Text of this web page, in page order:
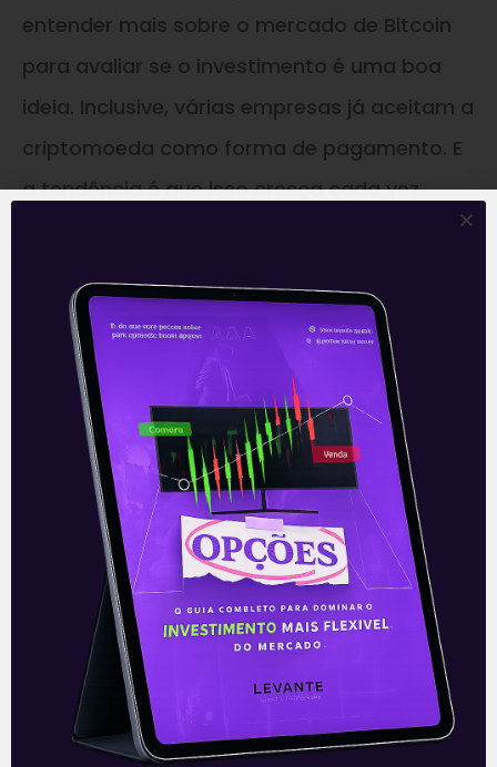
entender mais sobre o mercado de Bitcoin
para avaliar se o investimento é uma boa
ideia. Inclusive, várias empresas já aceitam a
criptomoeda como forma de pagamento. E
a tendência é que isso cresça cada vez
Aliás, isso é válido para qualquer pessoa que
gosta de tecnologia e quer investir não
apenas pensando no retorno, mas também
como um apoio para o desenvolvimento de
sistemas com este.
Do ponto de vista financeiro, vale a pena
investir no mercado de Bitcoin quando seu
preço estiver descontado do ponto de vista
do seu valor intrínseco. Ou seja: existe uma
maneira de “mensurar” o valor do Bitcoin.
Isso é feito por meio do que se chama, no